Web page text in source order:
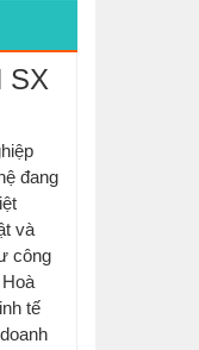
SX
đang
và
công
tế